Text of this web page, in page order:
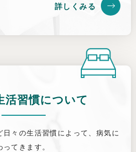
詳しくみる
活習慣について
日々の生活習慣によって、病気に
てきます。